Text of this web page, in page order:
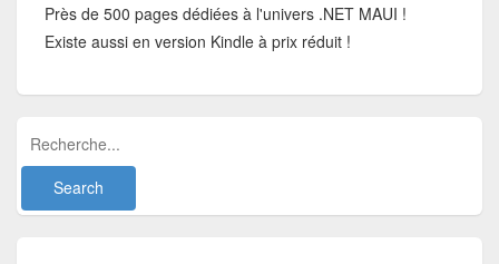
Près de 500 pages dédiées à l'univers .NET MAUI !
Existe aussi en version Kindle à prix réduit !